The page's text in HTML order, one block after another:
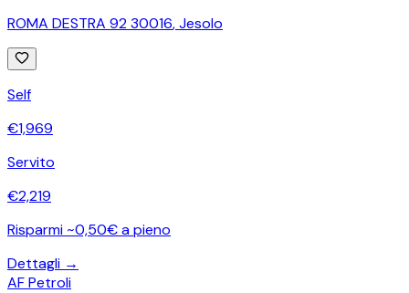
ROMA DESTRA 92 30016,Jesolo
Self
€1,969
Servito
€2,219
Risparmi ~0,50€ a pieno
Dettagli →
AF Petroli